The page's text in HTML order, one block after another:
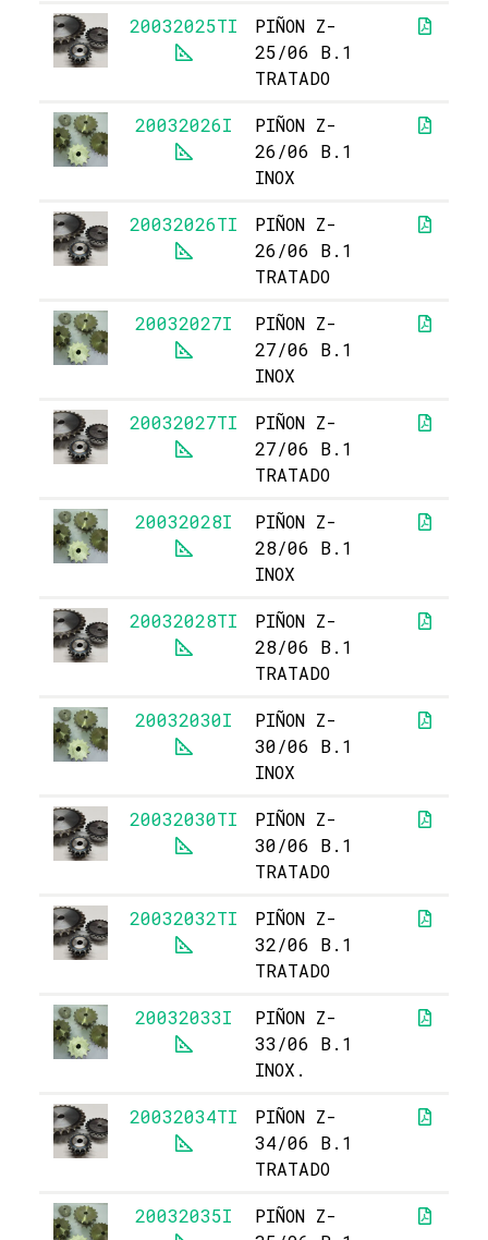
20032025TI
PIÑON Z-
25/06 B.1
TRATADO
20032026I
PIÑON Z-
26/06 B.1
INOX
20032026TI
PIÑON Z-
26/06 B.1
TRATADO
20032027I
PIÑON Z-
27/06 B.1
INOX
20032027TI
PIÑON Z-
27/06 B.1
TRATADO
20032028I
PIÑON Z-
28/06 B.1
INOX
20032028TI
PIÑON Z-
28/06 B.1
TRATADO
20032030I
PIÑON Z-
30/06 B.1
INOX
20032030TI
PIÑON Z-
30/06 B.1
TRATADO
20032032TI
PIÑON Z-
32/06 B.1
TRATADO
20032033I
PIÑON Z-
33/06 B.1
INOX.
20032034TI
PIÑON Z-
34/06 B.1
TRATADO
20032035I
PIÑON Z-